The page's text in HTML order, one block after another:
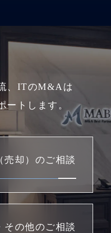
、ITのM&Aは
ートします。
売却）のご相談
その他のご相談